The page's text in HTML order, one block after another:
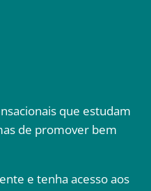
que estudam
de promover bem
e tenha acesso aos